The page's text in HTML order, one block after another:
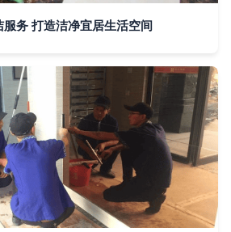
务 打造洁净宜居生活空间